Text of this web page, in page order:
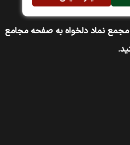
نماد دلخواه به صفحه مجامع